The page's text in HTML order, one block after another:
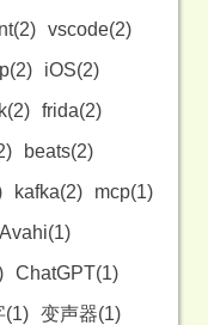
vscode(2)
iOS(2)
frida(2)
beats(2)
kafka(2)
mcp(1)
Avahi(1)
ChatGPT(1)
(1) 变声器(1)